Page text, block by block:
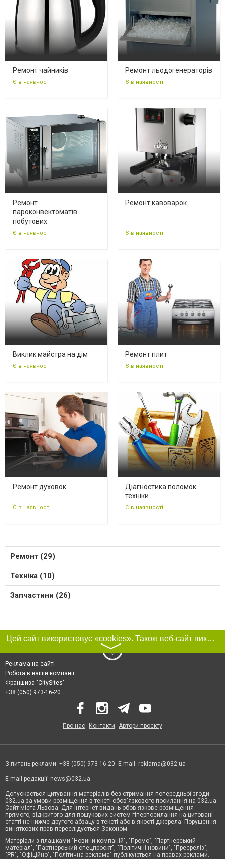
Ремонт чайників
Є в наявності
Ремонт льодогенераторів
Є в наявності
Ремонт
пароконвектоматів
побутових
Є в наявності
Ремонт кавоварок
Є в наявності
Виклик майстра на дім
Є в наявності
Ремонт плит
Є в наявності
Ремонт духовок
Є в наявності
Діагностика поломок
техніки
Є в наявності
Ремонт (29)
Техніка (10)
Запчастини (26)
Цей сайт використовує «cookies». Також веб-сайт використовує інтернет-сервіс для збору технічних даних стосовно відвідувачів з метою отримання маркетингової та статистичної інформації. Умови обробки даних відвідувачів сайту див.
〉
Реклама на сайті
Робота в нашій компанії
Франшиза "CitySites"
+38 (050) 973-16-20
Про нас Контакти Автори проєкту
З питань реклами: +38 (050) 973-16-20. E-mail: reklama@032.ua
E-mail редакції: news@032.ua
Допускається цитування матеріалів без отримання попередньої згоди
032.ua за умови розміщення в тексті обов'язкового посилання на 032.ua -
Сайт міста Львова. Для інтернет-видань обов'язкове розміщення
прямого, відкритого для пошукових систем гіперпосилання на цитовані
статті не нижче другого абзацу в тексті або в якості джерела. Порушення
виняткових прав переслідується Законом.
Матеріали з плашками "Новини компаній", "Промо", "Партнерський
матеріал", "Партнерський спецпроєкт", "Політичні новини", "Пресреліз",
"PR", "Офіційно", "Політична реклама" публікуються на правах реклами.